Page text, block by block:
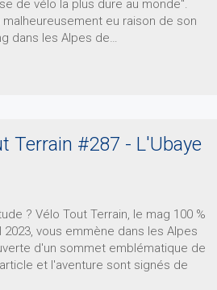
de vélo la plus dure au monde".
eu raison de son
dans les Alpes de…
Terrain #287 - L'Ubaye
? Vélo Tout Terrain, le mag 100 %
2023, vous emmène dans les Alpes
d'un sommet emblématique de
et l'aventure sont signés de